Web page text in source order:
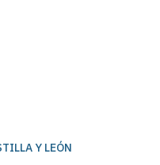
Y LEÓN